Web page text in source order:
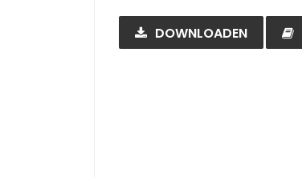
DOWNLOADEN